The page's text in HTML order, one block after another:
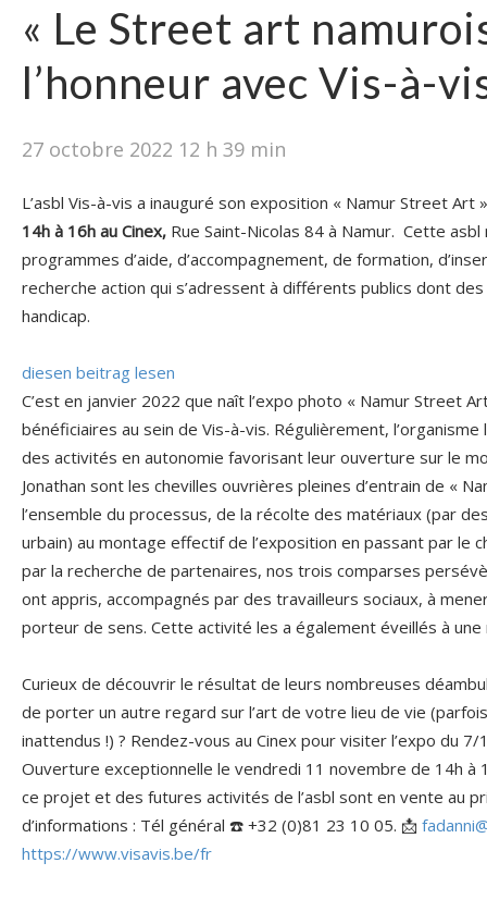
« Le Street art
l’honneur avec Vis-à-
27 octobre 2022 12 h 39 min
L’asbl Vis-à-vis a inauguré son exposition « Namur Street Art
14h à 16h au Cinex, Rue Saint-Nicolas 84 à Namur. Cette
programmes d’aide, d’accompagnement, de formation,
recherche action qui s’adressent à différents publics dont
handicap.
diesen beitrag lesen
C’est en janvier 2022 que naît l’expo photo « Namur Street
bénéficiaires au sein de Vis-à-vis. Régulièrement, l’organisme
des activités en autonomie favorisant leur ouverture sur le
Jonathan sont les chevilles ouvrières pleines d’entrain de «
l’ensemble du processus, de la récolte des matériaux (par
urbain) au montage effectif de l’exposition en passant par le
par la recherche de partenaires, nos trois comparses
ont appris, accompagnés par des travailleurs sociaux, à
porteur de sens. Cette activité les a également éveillés à une
Curieux de découvrir le résultat de leurs nombreuses
de porter un autre regard sur l’art de votre lieu de vie
inattendus !) ? Rendez-vous au Cinex pour visiter l’expo du
Ouverture exceptionnelle le vendredi 11 novembre de 14h
ce projet et des futures activités de l’asbl sont en vente au
d’informations : Tél général ☎️ +32 (0)81 23 10 05. 📩
https://www.visavis.be/fr